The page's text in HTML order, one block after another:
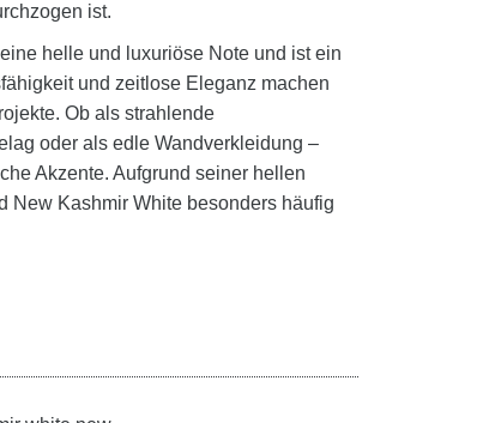
ist.
helle und luxuriöse Note und ist ein
und zeitlose Eleganz machen
Ob als strahlende
oder als edle Wandverkleidung –
Akzente. Aufgrund seiner hellen
New Kashmir White besonders häufig